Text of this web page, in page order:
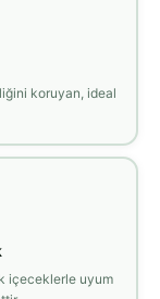
koruyan, ideal
içeceklerle uyum